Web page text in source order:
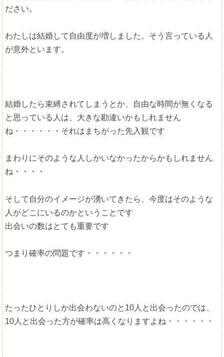
ださい。
わたしは結婚して自由度が増しました。そう言っている人
が意外といます。
結婚したら束縛されてしまうとか、自由な時間が無くなる
と思っている人は、大きな勘違いかもしれません
ね・・・・・・それはまちがった先入観です
まわりにそのような人しかいなかったからかもしれません
ね・・・・
そして自分のイメージが湧いてきたら、今度はそのような
人がどこにいるのかということです
出会いの数はとても重要です
つまり確率の問題です・・・・・・
たったひとりしか出会わないのと10人と出会ったのでは、
10人と出会った方が確率は高くなりますよね・・・・・・